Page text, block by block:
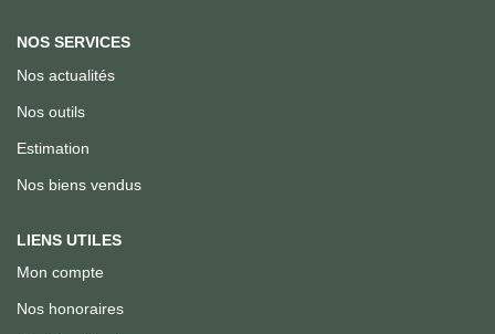
NOS SERVICES
Nos actualités
Nos outils
Estimation
Nos biens vendus
LIENS UTILES
Mon compte
Nos honoraires